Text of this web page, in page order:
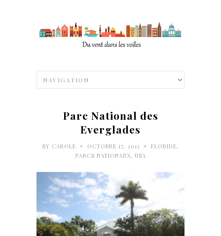
Parc National des
Everglades
BY CAROLE • OCTOBRE 17, 2013 • FLORIDE,
PARCS NATIONAUX, USA